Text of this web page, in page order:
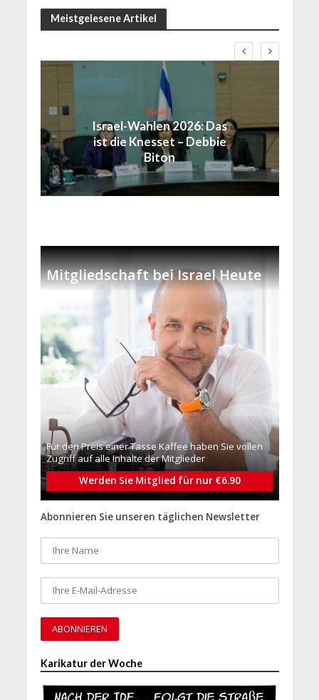
Meistgelesene Artikel
Israel
Israel-Wahlen 2026: Das
ist die Knesset – Debbie
Biton
Mitgliedschaft bei Israel Heute
Für den Preis einer Tasse Kaffee haben Sie vollen
Zugriff auf alle Inhalte der Mitglieder
Werden Sie Mitglied für nur €6.90
Abonnieren Sie unseren täglichen Newsletter
Karikatur der Woche